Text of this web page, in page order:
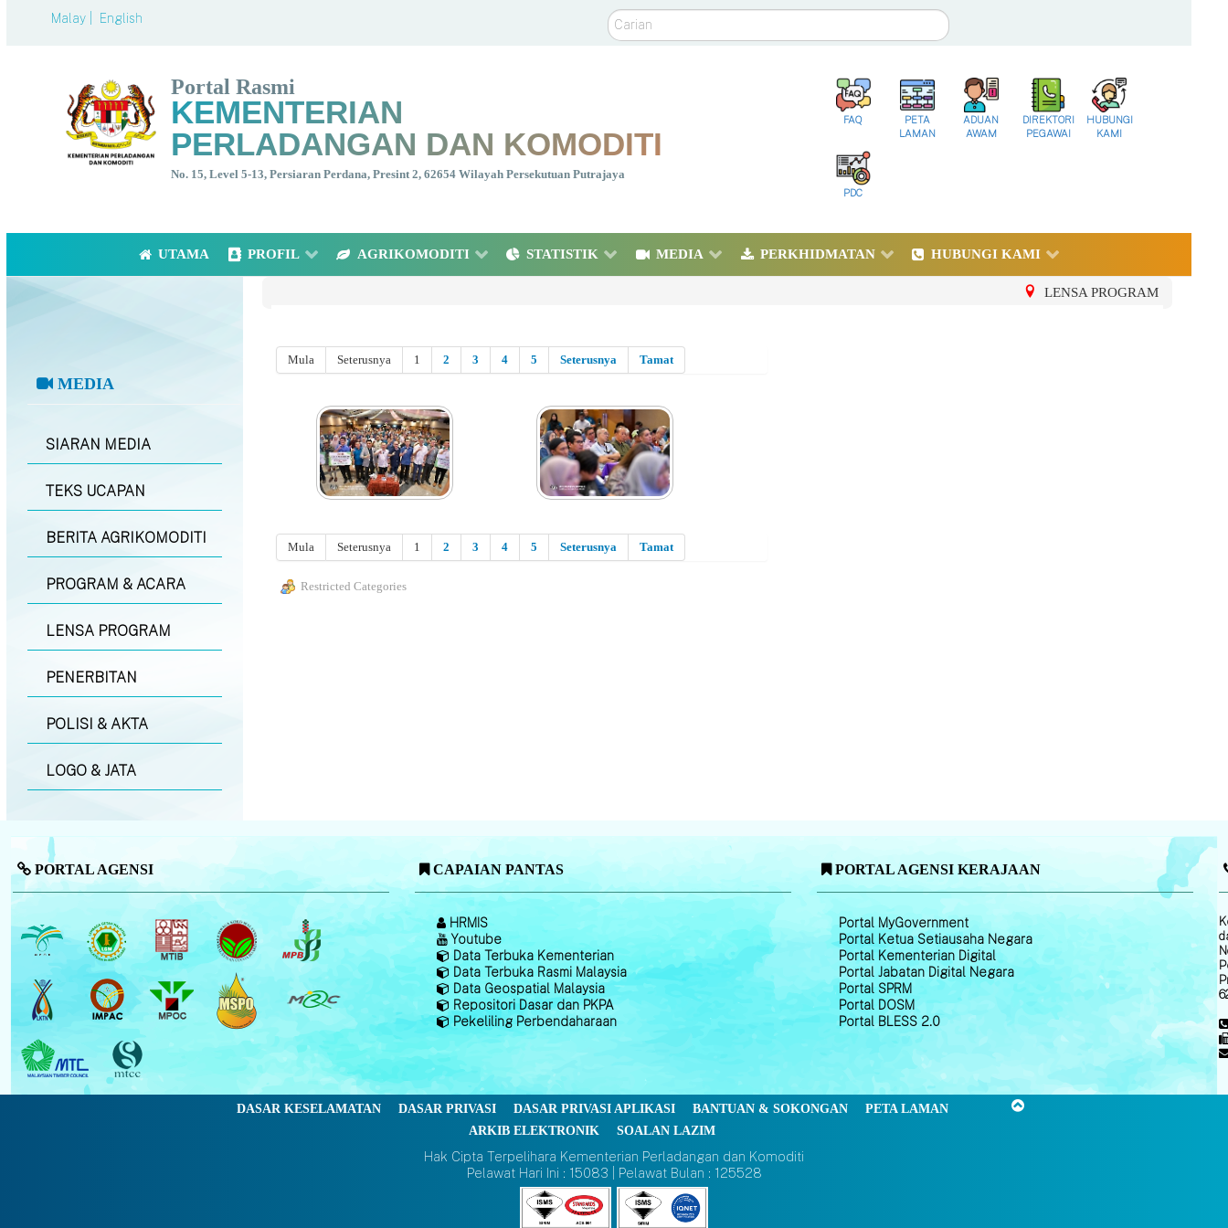
Malay | English Carian
Portal Rasmi
KEMENTERIAN
PERLADANGAN DAN KOMODITI
No. 15, Level 5-13, Persiaran Perdana, Presint 2, 62654 Wilayah Persekutuan Putrajaya
FAQ
PETA
LAMAN
ADUAN
AWAM
DIREKTORI
PEGAWAI
HUBUNGI
KAMI
PDC
UTAMA PROFIL AGRIKOMODITI STATISTIK MEDIA PERKHIDMATAN HUBUNGI KAMI
MEDIA
SIARAN MEDIA
TEKS UCAPAN
BERITA AGRIKOMODITI
PROGRAM & ACARA
LENSA PROGRAM
PENERBITAN
POLISI & AKTA
LOGO & JATA
LENSA PROGRAM
Mula Seterusnya 1 2 3 4 5 Seterusnya Tamat
Mula Seterusnya 1 2 3 4 5 Seterusnya Tamat
Restricted Categories
PORTAL AGENSI CAPAIAN PANTAS
HRMIS
Youtube
Data Terbuka Kementerian
Data Terbuka Rasmi Malaysia
Data Geospatial Malaysia
Repositori Dasar dan PKPA
Pekeliling Perbendaharaan
PORTAL AGENSI KERAJAAN
Portal MyGovernment
Portal Ketua Setiausaha Negara
Portal Kementerian Digital
Portal Jabatan Digital Negara
Portal SPRM
Portal DOSM
Portal BLESS 2.0
DASAR KESELAMATAN DASAR PRIVASI DASAR PRIVASI APLIKASI BANTUAN & SOKONGAN
PETA LAMAN
ARKIB ELEKTRONIK
SOALAN LAZIM
Hak Cipta Terpelihara Kementerian Perladangan dan Komoditi
Pelawat Hari Ini : 15083 | Pelawat Bulan : 125528